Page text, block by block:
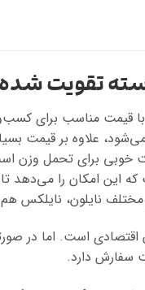
تقویت شده
قیمت مناسب برای
علاوه بر قیمت
خوبی برای تحمل وزن
امکان را می‌دهد تا
نایلون، نایلکس
اقتصادی است. اما در
سفارش دارد.